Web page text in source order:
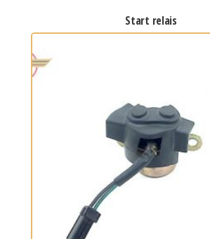
start relais